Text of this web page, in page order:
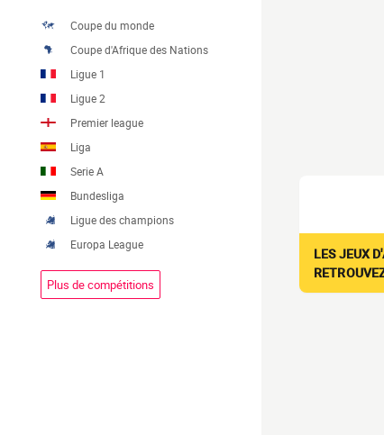
Coupe du monde
Coupe d'Afrique des Nations
Ligue 1
Ligue 2
Premier league
Liga
Serie A
Bundesliga
Ligue des champions
Europa League
Plus de compétitions
LES JEUX